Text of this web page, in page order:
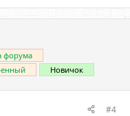
форума
Новичок
#4